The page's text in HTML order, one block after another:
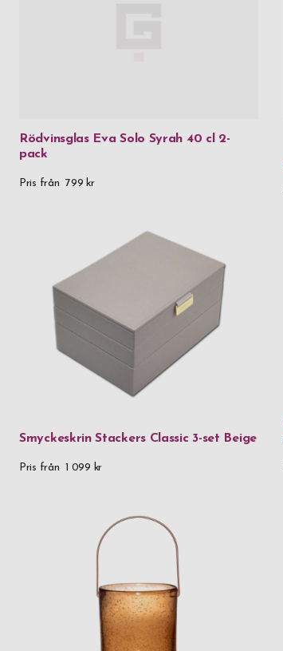
Rödvinsglas Eva Solo Syrah 40 cl 2-
pack
Pris från 799 kr
Smyckeskrin Stackers Classic 3-set Beige
Pris från 1 099 kr